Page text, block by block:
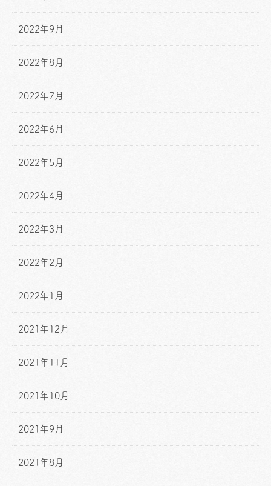
2022年9月
2022年8月
2022年7月
2022年6月
2022年5月
2022年4月
2022年3月
2022年2月
2022年1月
2021年12月
2021年11月
2021年10月
2021年9月
2021年8月